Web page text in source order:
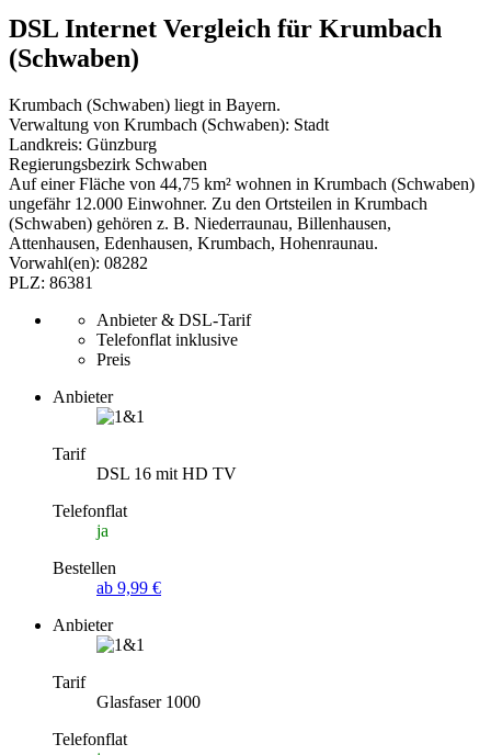
DSL Internet Vergleich für Krumbach
(Schwaben)
Krumbach (Schwaben) liegt in Bayern.
Verwaltung von Krumbach (Schwaben): Stadt
Landkreis: Günzburg
Regierungsbezirk Schwaben
Auf einer Fläche von 44,75 km² wohnen in Krumbach (Schwaben)
ungefähr 12.000 Einwohner. Zu den Ortsteilen in Krumbach
(Schwaben) gehören z. B. Niederraunau, Billenhausen,
Attenhausen, Edenhausen, Krumbach, Hohenraunau.
Vorwahl(en): 08282
PLZ: 86381
Anbieter & DSL-Tarif
Telefonflat inklusive
Preis
Anbieter
Tarif
DSL 16 mit HD TV
Telefonflat
ja
Bestellen
ab 9,99 €
Anbieter
Tarif
Glasfaser 1000
Telefonflat